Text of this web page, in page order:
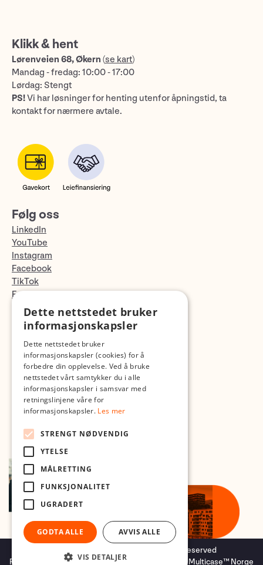
Klikk & hent
Lørenveien 68, Økern (se kart)
Mandag - fredag: 10:00 - 17:00
Lørdag: Stengt
PS!Vi har løsninger for henting utenfor åpningstid, ta
kontakt for nærmere avtale.
Følg oss
LinkedIn
YouTube
Instagram
Facebook
TikTok
Fotopodden
Med forbehold om skrive- og lagerfeil
Copyright © 2026 Foto.no - All rights reserved
Forretningssystem og nettbutikkløsning levert avMulticase™ Norge
Dette nettstedet bruker
informasjonskapsler
Dette nettstedet bruker
informasjonskapsler (cookies) for å
forbedre din opplevelse. Ved å bruke
nettstedet vårt samtykker du i alle
informasjonskapsler i samsvar med
retningslinjene våre for
informasjonskapsler. Les mer
STRENGT NØDVENDIG
YTELSE
MÅLRETTING
FUNKSJONALITET
UGRADERT
GODTA ALLE AVVIS ALLE
VIS DETALJER